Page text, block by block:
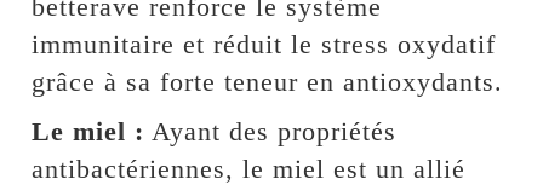
betterave renforce le système
immunitaire et réduit le stress oxydatif
grâce à sa forte teneur en antioxydants.
Le miel : Ayant des propriétés
antibactériennes, le miel est un allié